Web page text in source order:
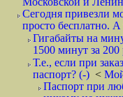
Сегодня привезли
просто бесплатно.
Гигабайты на
1500 минут за
Т.е., если при
паспорт? (-) <
Паспорт при